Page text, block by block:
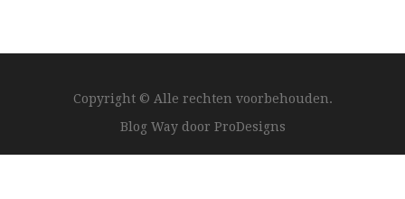
Copyright © Alle rechten voorbehouden.
Blog Way door ProDesigns